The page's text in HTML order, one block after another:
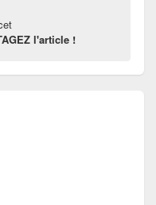
l'article !